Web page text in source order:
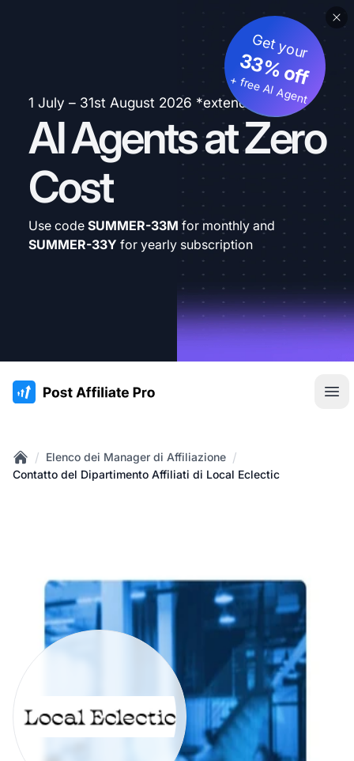
1 July – 31st August 2026 *extended
AI Agents at Zero
Cost
Get your
33% off
+ free AI Agent
Use code SUMMER-33M for monthly and
SUMMER-33Y for yearly subscription
:site.title
Home
/ Elenco dei Manager di Affiliazione /
Contatto del Dipartimento Affiliati di Local Eclectic